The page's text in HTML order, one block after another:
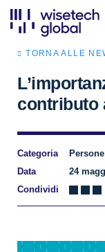
TORNA ALLE
contributo
Categoria
Data
24
Condividi